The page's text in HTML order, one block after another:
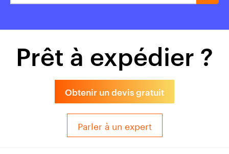
Prêt à expédier ?
Obtenir un devis gratuit
Parler à un expert